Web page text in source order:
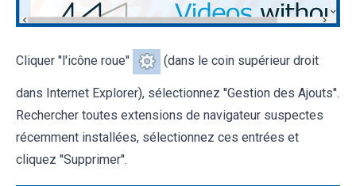
Cliquer ''l'icône roue'' (dans le coin supérieur droit
dans Internet Explorer), sélectionnez ''Gestion des Ajouts''.
Rechercher toutes extensions de navigateur suspectes
récemment installées, sélectionnez ces entrées et
cliquez ''Supprimer''.